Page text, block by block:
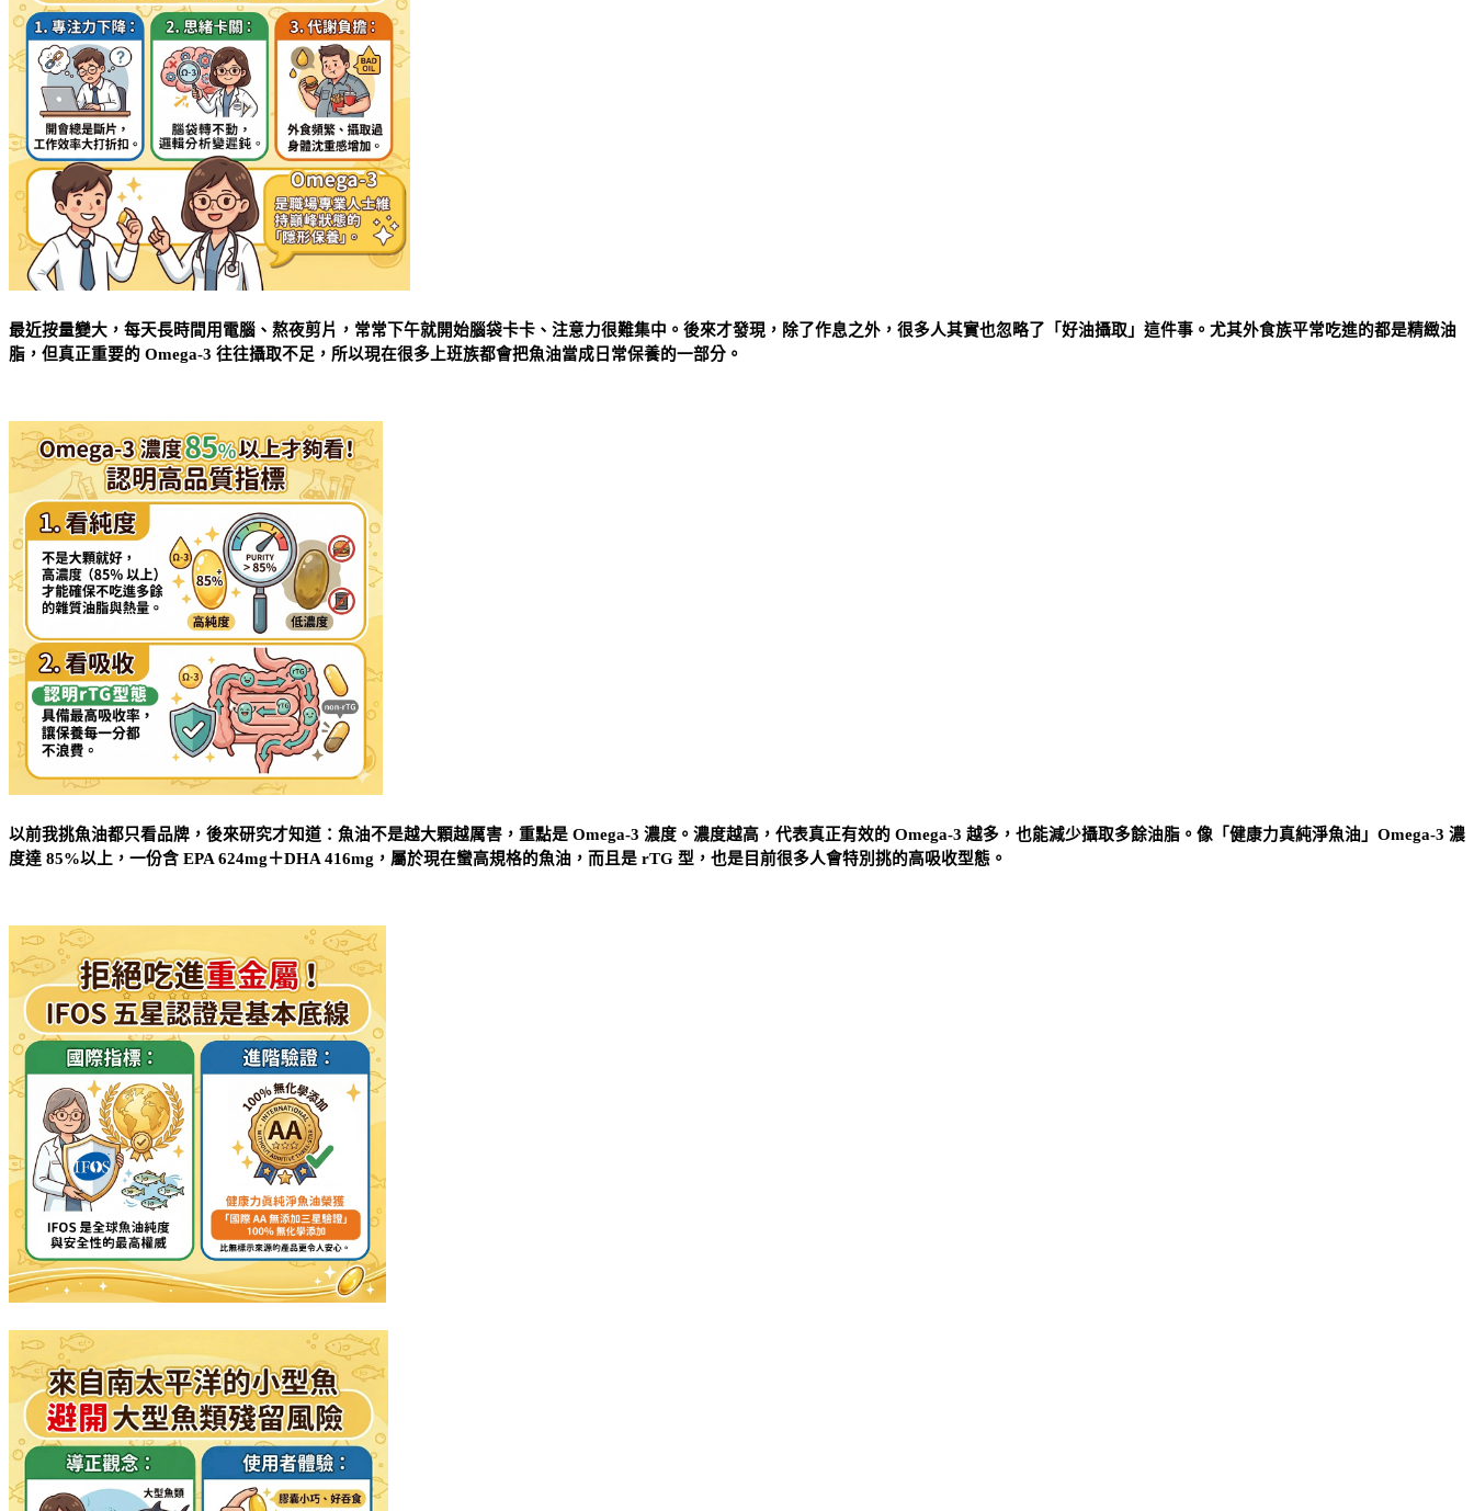
最近按量變大，每天長時間用電腦、熬夜剪片，常常下午就開始腦袋卡卡、注意力很難集中。後來才發現，除了作息之外，很多人其實也忽略了「好油攝取」這件事。尤其外食族平常吃進的都是精緻油
脂，但真正重要的 Omega-3 往往攝取不足，所以現在很多上班族都會把魚油當成日常保養的一部分。
以前我挑魚油都只看品牌，後來研究才知道：魚油不是越大顆越厲害，重點是 Omega-3 濃度。濃度越高，代表真正有效的 Omega-3 越多，也能減少攝取多餘油脂。像「健康力真純淨魚油」Omega-3 濃
度達 85%以上，一份含 EPA 624mg＋DHA 416mg，屬於現在蠻高規格的魚油，而且是 rTG 型，也是目前很多人會特別挑的高吸收型態。